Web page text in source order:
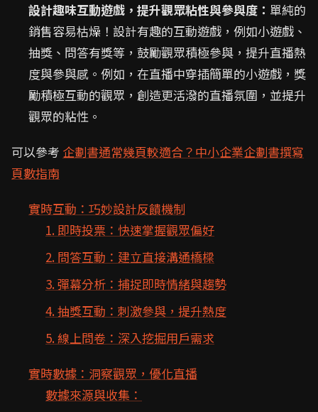
設計趣味互動遊戲，提升觀眾粘性與參與度： 單純的
銷售容易枯燥！設計有趣的互動遊戲，例如小遊戲、
抽獎、問答有獎等，鼓勵觀眾積極參與，提升直播熱
度與參與感。例如，在直播中穿插簡單的小遊戲，獎
勵積極互動的觀眾，創造更活潑的直播氛圍，並提升
觀眾的粘性。
可以參考 企劃書通常幾頁較適合？中小企業企劃書撰寫
頁數指南
實時互動：巧妙設計反饋機制
1. 即時投票：快速掌握觀眾偏好
2. 問答互動：建立直接溝通橋樑
3. 彈幕分析：捕捉即時情緒與趨勢
4. 抽獎互動：刺激參與，提升熱度
5. 線上問卷：深入挖掘用戶需求
實時數據：洞察觀眾，優化直播
數據來源與收集：